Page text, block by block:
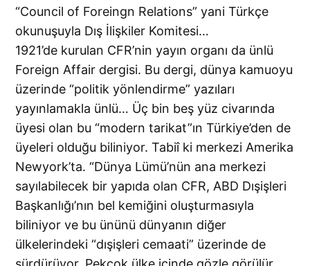
“Council of Foreingn Relations” yani Türkçe
okunuşuyla Dış İlişkiler Komitesi…
1921’de kurulan CFR’nin yayın organı da ünlü
Foreign Affair dergisi. Bu dergi, dünya kamuoyu
üzerinde “politik yönlendirme” yazıları
yayınlamakla ünlü… Üç bin beş yüz civarında
üyesi olan bu “modern tarikat”ın Türkiye’den de
üyeleri olduğu biliniyor. Tabiî ki merkezi Amerika
Newyork’ta. “Dünya Lümü’nün ana merkezi
sayılabilecek bir yapıda olan CFR, ABD Dışişleri
Başkanlığı’nın bel kemiğini oluşturmasıyla
biliniyor ve bu ününü dünyanın diğer
ülkelerindeki “dışişleri cemaati” üzerinde de